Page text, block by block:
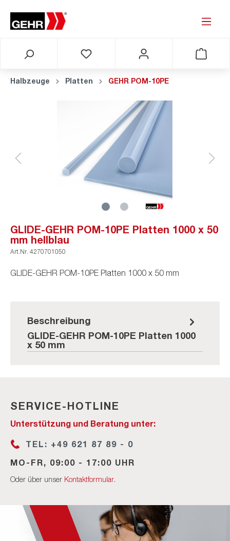
Halbzeuge Platten GEHR POM-10PE
GLIDE-GEHR POM-10PE Platten 1000 x 50
mm hellblau
Art.Nr. 4270701050
GLIDE-GEHR POM-10PE Platten 1000 x 50 mm
Beschreibung
GLIDE-GEHR POM-10PE Platten 1000
x 50 mm
SERVICE-HOTLINE
Unterstützung und Beratung unter:
TEL: +49 621 87 89 - 0
MO-FR, 09:00 - 17:00 UHR
Oder über unser Kontaktformular.